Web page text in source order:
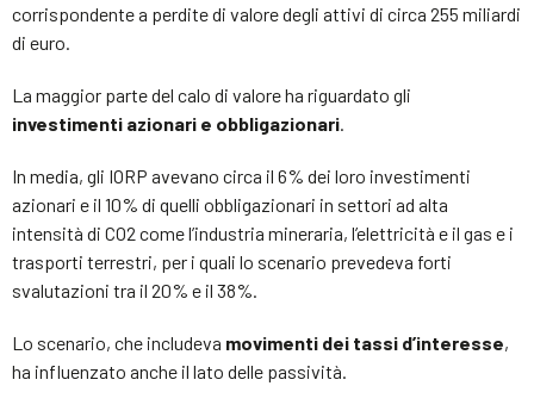
corrispondente a perdite di valore degli attivi di circa 255 miliardi
di euro.
La maggior parte del calo di valore ha riguardato gli
investimenti azionari e obbligazionari.
In media, gli IORP avevano circa il 6% dei loro investimenti
azionari e il 10% di quelli obbligazionari in settori ad alta
intensità di CO2 come l’industria mineraria, l’elettricità e il gas e i
trasporti terrestri, per i quali lo scenario prevedeva forti
svalutazioni tra il 20% e il 38%.
Lo scenario, che includeva movimenti dei tassi d’interesse,
ha influenzato anche il lato delle passività.